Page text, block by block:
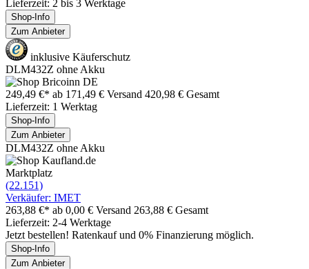
Lieferzeit: 2 bis 3 Werktage
Shop-Info
Zum Anbieter
inklusive Käuferschutz
DLM432Z ohne Akku
249,49 €* ab 171,49 € Versand 420,98 € Gesamt
Lieferzeit: 1 Werktag
Shop-Info
Zum Anbieter
DLM432Z ohne Akku
Marktplatz
(22.151)
Verkäufer: IMET
263,88 €* ab 0,00 € Versand 263,88 € Gesamt
Lieferzeit: 2-4 Werktage
Jetzt bestellen! Ratenkauf und 0% Finanzierung möglich.
Shop-Info
Zum Anbieter